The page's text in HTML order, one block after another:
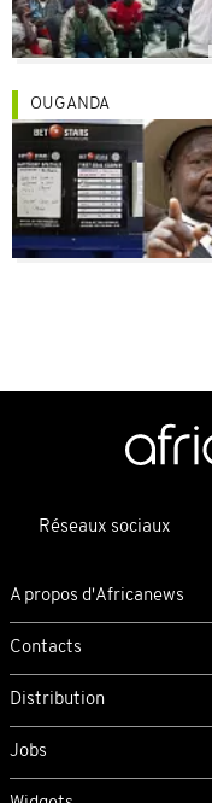
OUGANDA
Réseaux sociaux
A propos d'Africanews
Contacts
Distribution
Jobs